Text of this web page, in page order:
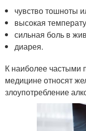
чувство тошноты
высокая
сильная боль в
диарея.
К наиболее частыми
медицине относят
злоупотребление